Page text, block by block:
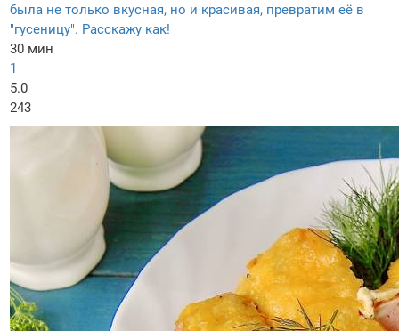
была не только вкусная, но и красивая, превратим её в
"гусеницу". Расскажу как!
30 мин
1
5.0
243